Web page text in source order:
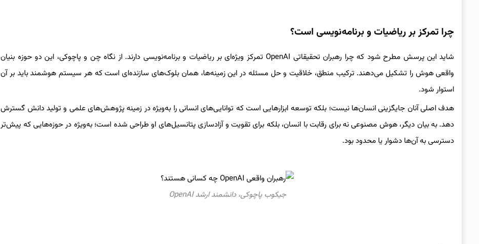
چرا تمرکز بر ریاضیات و برنامه‌نویسی است؟
شاید این پرسش مطرح شود که چرا رهبران تحقیقاتی OpenAI تمرکز ویژه‌ای بر ریاضیات و برنامه‌نویسی دارند. از نگاه چن و پاچوکی، این دو حوزه بنیان
واقعی هوش را تشکیل می‌دهند. ترکیب منطق، خلاقیت و حل مسئله در این زمینه‌ها، همان بلوک‌های سازنده‌ای است که هر سیستم هوشمند باید بر آن
استوار شود.
هدف اصلی آنان جایگزینی انسان‌ها نیست؛ بلکه توسعه ابزارهایی است که توانایی‌های انسانی را به‌ویژه در زمینه پژوهش‌های علمی و تولید دانش گسترش
دهد. به بیان دیگر، هوش مصنوعی نه برای رقابت با انسان، بلکه برای تقویت و آزادسازی پتانسیل‌های او طراحی شده است؛ به‌ویژه در حوزه‌هایی که پیش‌تر
دسترسی به آن‌ها دشوار یا محدود بود.
جیکوب پاچوکی، دانشمند ارشد OpenAI